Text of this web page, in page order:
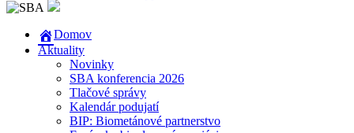
Domov
Aktuality
Novinky
SBA konferencia 2026
Tlačové správy
Kalendár podujatí
BIP: Biometánové partnerstvo